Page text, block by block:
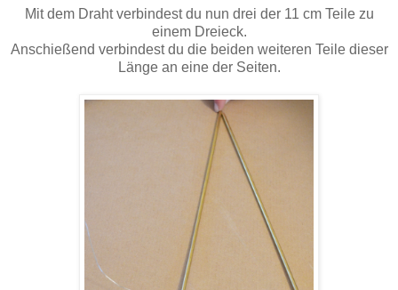
Mit dem Draht verbindest du nun drei der 11 cm Teile zu
einem Dreieck.
Anschießend verbindest du die beiden weiteren Teile dieser
Länge an eine der Seiten.